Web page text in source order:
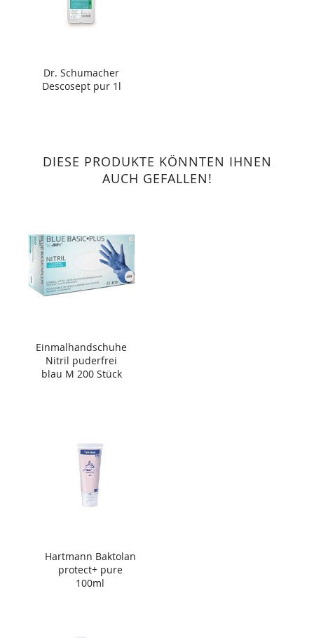
Dr. Schumacher
Descosept pur 1l
DIESE PRODUKTE KÖNNTEN IHNEN
AUCH GEFALLEN!
Einmalhandschuhe
Nitril puderfrei
blau M 200 Stück
Hartmann Baktolan
protect+ pure
100ml